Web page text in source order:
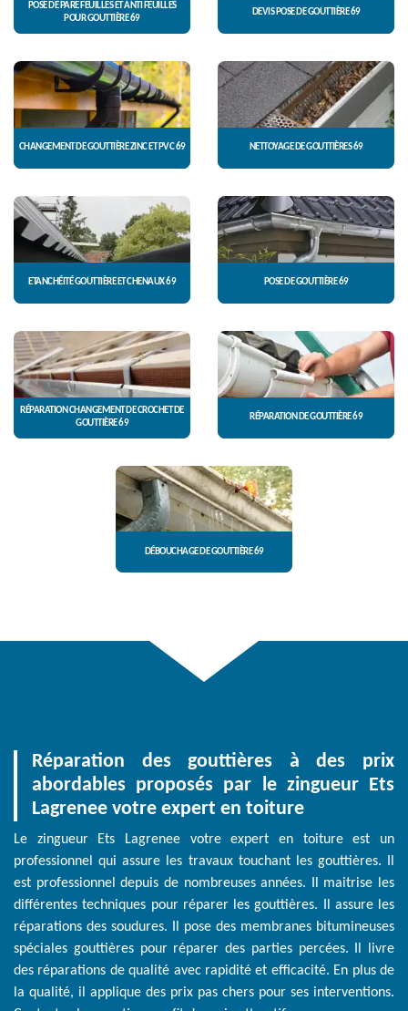
POSE DE PARE FEUILLES ET ANTI FEUILLES
POUR GOUTTIÈRE 69
DEVIS POSE DE GOUTTIÈRE 69
CHANGEMENT DE GOUTTIÈRE ZINC ET PVC 69 NETTOYAGE DE GOUTTIÈRES 69
ETANCHÉITÉ GOUTTIÈRE ET CHENAUX 69 POSE DE GOUTTIÈRE 69
RÉPARATION CHANGEMENT DE CROCHET DE
GOUTTIÈRE 69
RÉPARATION DE GOUTTIÈRE 69
DÉBOUCHAGE DE GOUTTIÈRE 69
Réparation des gouttières à des prix
abordables proposés par le zingueur Ets
Lagrenee votre expert en toiture
Le zingueur Ets Lagrenee votre expert en toiture est un
professionnel qui assure les travaux touchant les gouttières. Il
est professionnel depuis de nombreuses années. Il maitrise les
différentes techniques pour réparer les gouttières. Il assure les
réparations des soudures. Il pose des membranes bitumineuses
spéciales gouttières pour réparer des parties percées. Il livre
des réparations de qualité avec rapidité et efficacité. En plus de
la qualité, il applique des prix pas chers pour ses interventions.